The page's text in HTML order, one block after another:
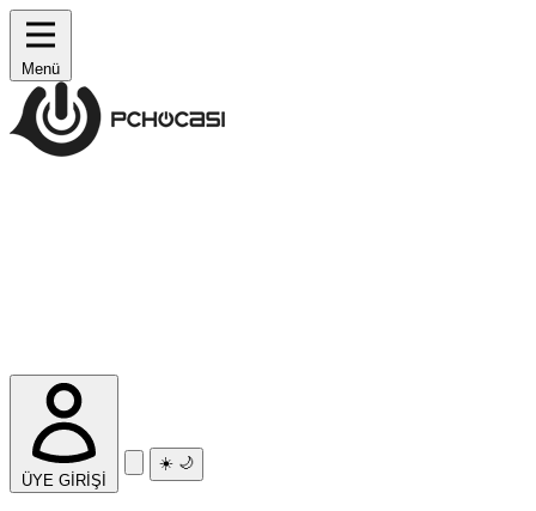
Menü
ÜYE GİRİŞİ
☀️ 🌙